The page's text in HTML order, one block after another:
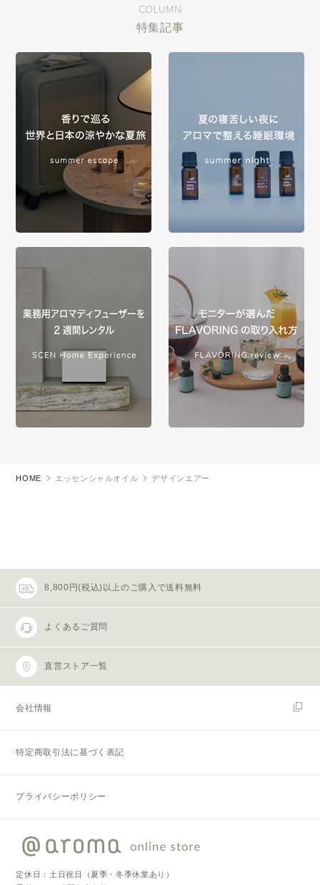
COLUMN
特集記事
HOME エッセンシャルオイル デザインエアー
8,800円(税込)以上のご購入で送料無料
よくあるご質問
直営ストア一覧
会社情報
特定商取引法に基づく表記
プライバシーポリシー
定休日：土日祝日（夏季・冬季休業あり）